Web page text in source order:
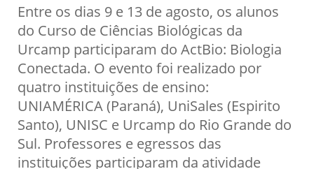
Entre os dias 9 e 13 de agosto, os alunos
do Curso de Ciências Biológicas da
Urcamp participaram do ActBio: Biologia
Conectada. O evento foi realizado por
quatro instituições de ensino:
UNIAMÉRICA (Paraná), UniSales (Espirito
Santo), UNISC e Urcamp do Rio Grande do
Sul. Professores e egressos das
instituições participaram da atividade